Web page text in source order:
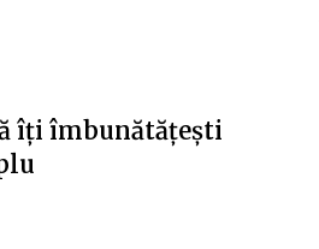
îți îmbunătățești